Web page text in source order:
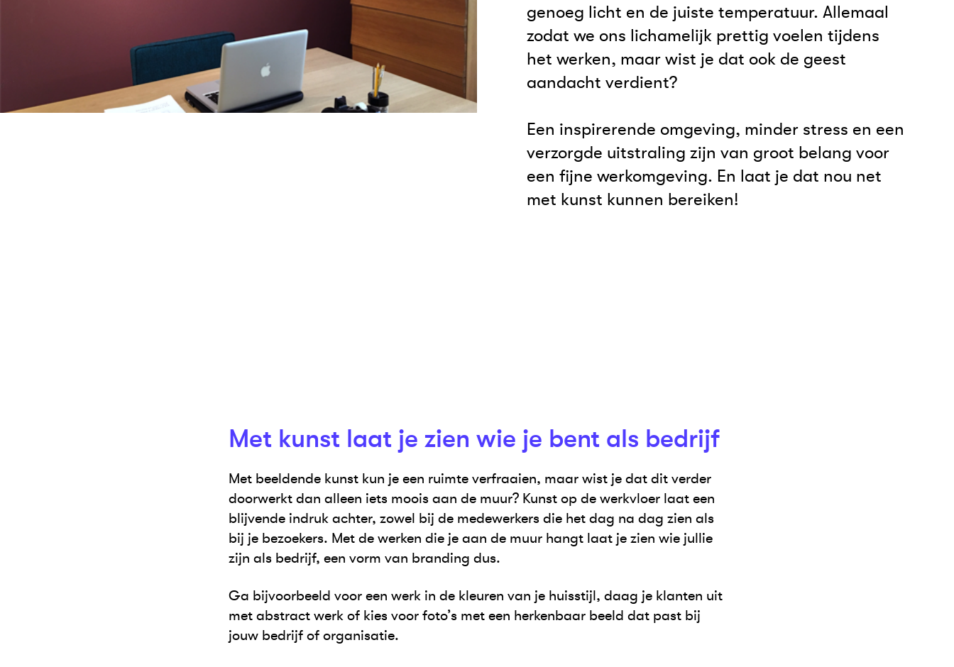
genoeg licht en de juiste temperatuur. Allemaal
zodat we ons lichamelijk prettig voelen tijdens
het werken, maar wist je dat ook de geest
aandacht verdient?
Een inspirerende omgeving, minder stress en een
verzorgde uitstraling zijn van groot belang voor
een fijne werkomgeving. En laat je dat nou net
met kunst kunnen bereiken!
Met kunst laat je zien wie je bent als bedrijf
Met beeldende kunst kun je een ruimte verfraaien, maar wist je dat dit verder
doorwerkt dan alleen iets moois aan de muur? Kunst op de werkvloer laat een
blijvende indruk achter, zowel bij de medewerkers die het dag na dag zien als
bij je bezoekers. Met de werken die je aan de muur hangt laat je zien wie jullie
zijn als bedrijf, een vorm van branding dus.
Ga bijvoorbeeld voor een werk in de kleuren van je huisstijl, daag je klanten uit
met abstract werk of kies voor foto’s met een herkenbaar beeld dat past bij
jouw bedrijf of organisatie.